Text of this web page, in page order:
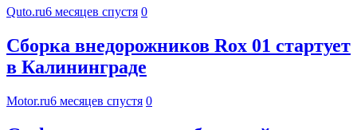
Quto.ru6 месяцев спустя 0
Сборка внедорожников Rox 01 стартует
в Калининграде
Motor.ru6 месяцев спустя 0